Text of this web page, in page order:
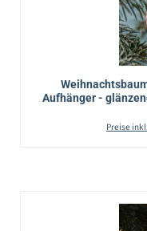
Aufhänger -
Preise